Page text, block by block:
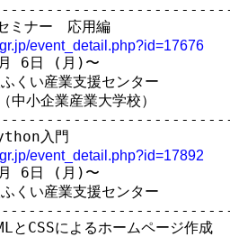
ミナー　応用編
event_detail.php?id=17676
6日 (月)〜
くい産業支援センター
企業産業大学校）
入門
event_detail.php?id=17892
6日 (月)〜
くい産業支援センター
とCSSによるホームページ作成